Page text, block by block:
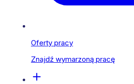
Oferty pracy
Znajdź wymarzoną pracę